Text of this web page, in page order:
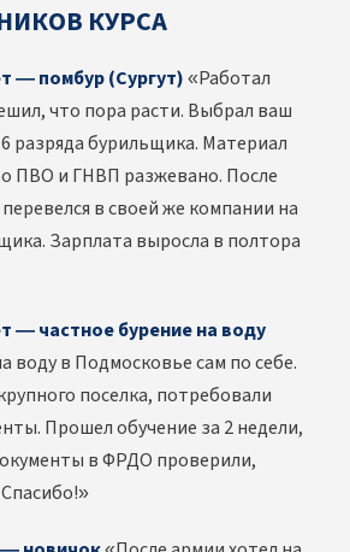
КУРСА
— помбур (Сургут)«Работал
что пора расти. Выбрал ваш
6 разряда бурильщика. Материал
ПВО и ГНВП разжевано. После
в своей же компании на
Зарплата выросла в полтора
— частное бурение на воду
воду в Подмосковье сам по себе.
поселка, потребовали
Прошел обучение за 2 недели,
в ФРДО проверили,